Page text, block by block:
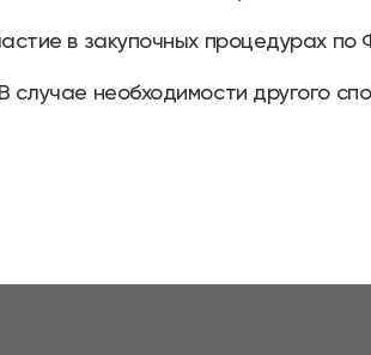
в закупочных процедурах по
случае необходимости другого